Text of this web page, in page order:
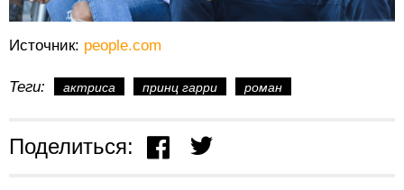
Источник: people.com
Теги: актриса принц гарри роман
Поделиться: